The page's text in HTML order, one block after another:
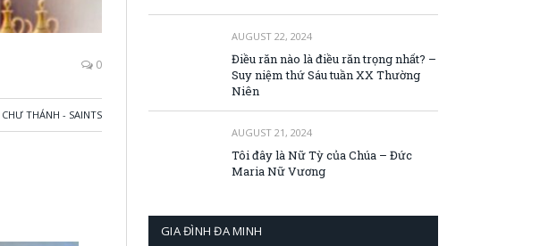
0
CHƯ THÁNH - SAINTS
AUGUST 22, 2024
Điều răn nào là điều răn trọng nhất? –
Suy niệm thứ Sáu tuần XX Thường
Niên
AUGUST 21, 2024
Tôi đây là Nữ Tỳ của Chúa – Đức
Maria Nữ Vương
GIA ĐÌNH ĐA MINH